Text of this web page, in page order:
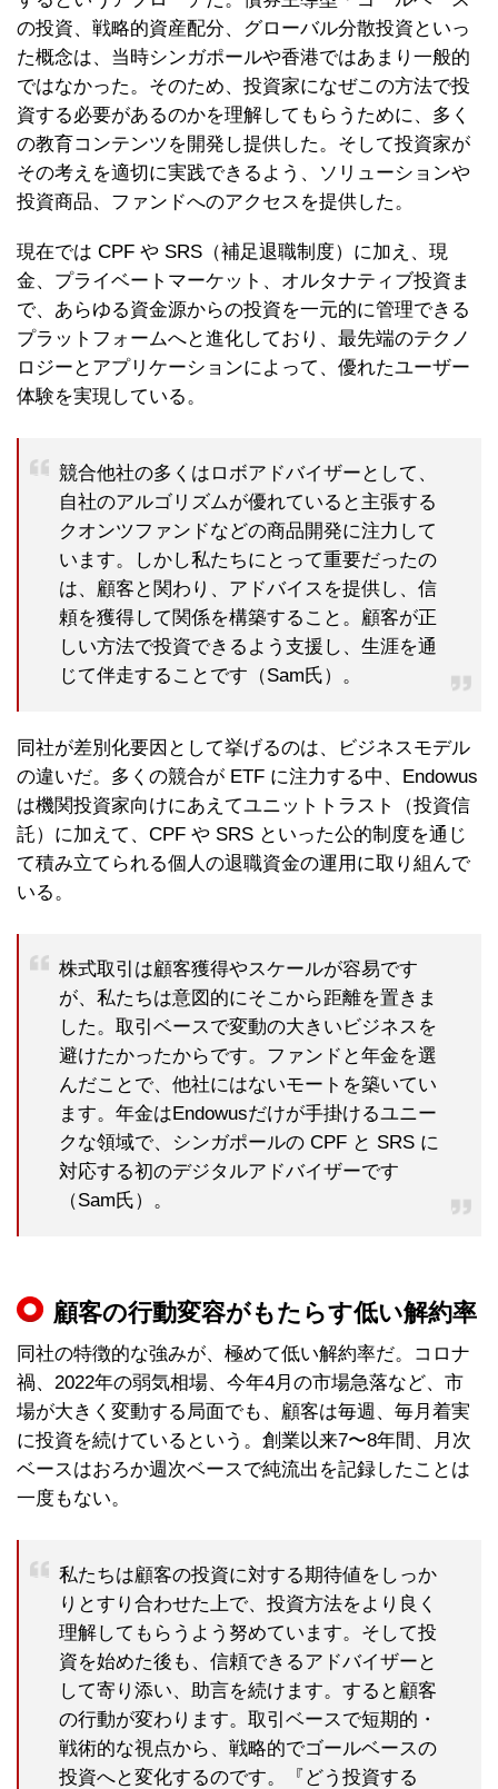
の投資、戦略的資産配分、グローバル分散投資といっ
た概念は、当時シンガポールや香港ではあまり一般的
ではなかった。そのため、投資家になぜこの方法で投
資する必要があるのかを理解してもらうために、多く
の教育コンテンツを開発し提供した。そして投資家が
その考えを適切に実践できるよう、ソリューションや
投資商品、ファンドへのアクセスを提供した。
現在では CPF や SRS（補足退職制度）に加え、現
金、プライベートマーケット、オルタナティブ投資ま
で、あらゆる資金源からの投資を一元的に管理できる
プラットフォームへと進化しており、最先端のテクノ
ロジーとアプリケーションによって、優れたユーザー
体験を実現している。
競合他社の多くはロボアドバイザーとして、
自社のアルゴリズムが優れていると主張する
クオンツファンドなどの商品開発に注力して
います。しかし私たちにとって重要だったの
は、顧客と関わり、アドバイスを提供し、信
頼を獲得して関係を構築すること。顧客が正
しい方法で投資できるよう支援し、生涯を通
じて伴走することです（Sam氏）。
同社が差別化要因として挙げるのは、ビジネスモデル
の違いだ。多くの競合が ETF に注力する中、Endowus
は機関投資家向けにあえてユニットトラスト（投資信
託）に加えて、CPF や SRS といった公的制度を通じ
て積み立てられる個人の退職資金の運用に取り組んで
いる。
株式取引は顧客獲得やスケールが容易です
が、私たちは意図的にそこから距離を置きま
した。取引ベースで変動の大きいビジネスを
避けたかったからです。ファンドと年金を選
んだことで、他社にはないモートを築いてい
ます。年金はEndowusだけが手掛けるユニー
クな領域で、シンガポールの CPF と SRS に
対応する初のデジタルアドバイザーです
（Sam氏）。
顧客の行動変容がもたらす低い解約率
同社の特徴的な強みが、極めて低い解約率だ。コロナ
禍、2022年の弱気相場、今年4月の市場急落など、市
場が大きく変動する局面でも、顧客は毎週、毎月着実
に投資を続けているという。創業以来7〜8年間、月次
ベースはおろか週次ベースで純流出を記録したことは
一度もない。
私たちは顧客の投資に対する期待値をしっか
りとすり合わせた上で、投資方法をより良く
理解してもらうよう努めています。そして投
資を始めた後も、信頼できるアドバイザーと
して寄り添い、助言を続けます。すると顧客
の行動が変わります。取引ベースで短期的・
戦術的な視点から、戦略的でゴールベースの
投資へと変化するのです。『どう投資する